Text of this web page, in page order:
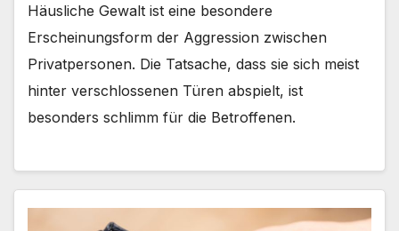
Häusliche Gewalt ist eine besondere
Erscheinungsform der Aggression zwischen
Privatpersonen. Die Tatsache, dass sie sich meist
hinter verschlossenen Türen abspielt, ist
besonders schlimm für die Betroffenen.